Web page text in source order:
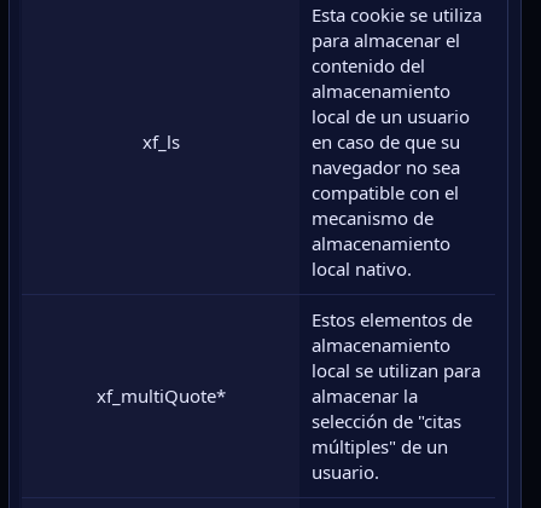
xf_ls
Esta cookie se utiliza
para almacenar el
contenido del
almacenamiento
local de un usuario
en caso de que su
navegador no sea
compatible con el
mecanismo de
almacenamiento
local nativo.
xf_multiQuote*
Estos elementos de
almacenamiento
local se utilizan para
almacenar la
selección de "citas
múltiples" de un
usuario.